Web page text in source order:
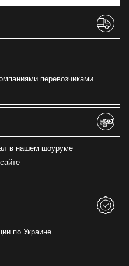
перевозчиками
в нашем шоуруме
по Украине